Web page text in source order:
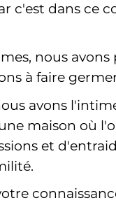
dans ce
nous
à faire
avons
maison où
et